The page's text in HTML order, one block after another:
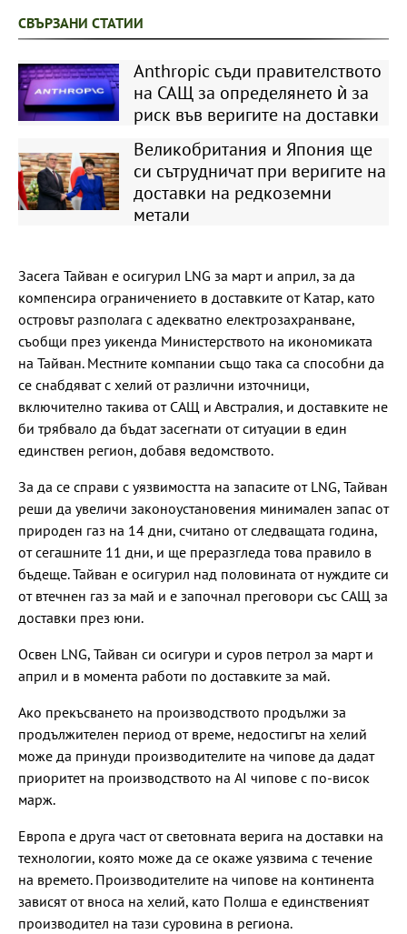
СВЪРЗАНИ СТАТИИ
Anthropic съди правителството
на САЩ за определянето ѝ за
риск във веригите на доставки
Великобритания и Япония ще
си сътрудничат при веригите на
доставки на редкоземни
метали
Засега Тайван е осигурил LNG за март и април, за да
компенсира ограничението в доставките от Катар, като
островът разполага с адекватно електрозахранване,
съобщи през уикенда Министерството на икономиката
на Тайван. Местните компании също така са способни да
се снабдяват с хелий от различни източници,
включително такива от САЩ и Австралия, и доставките не
би трябвало да бъдат засегнати от ситуации в един
единствен регион, добавя ведомството.
За да се справи с уязвимостта на запасите от LNG, Тайван
реши да увеличи законоустановения минимален запас от
природен газ на 14 дни, считано от следващата година,
от сегашните 11 дни, и ще преразгледа това правило в
бъдеще. Тайван е осигурил над половината от нуждите си
от втечнен газ за май и е започнал преговори със САЩ за
доставки през юни.
Освен LNG, Тайван си осигури и суров петрол за март и
април и в момента работи по доставките за май.
Ако прекъсването на производството продължи за
продължителен период от време, недостигът на хелий
може да принуди производителите на чипове да дадат
приоритет на производството на AI чипове с по-висок
марж.
Европа е друга част от световната верига на доставки на
технологии, която може да се окаже уязвима с течение
на времето. Производителите на чипове на континента
зависят от вноса на хелий, като Полша е единственият
производител на тази суровина в региона.